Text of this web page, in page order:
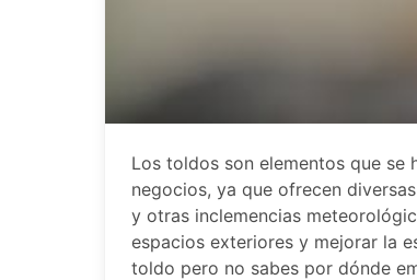
Los toldos son elementos que se
negocios, ya que ofrecen
y otras inclemencias
espacios exteriores y mejorar la
toldo pero no sabes por dónde